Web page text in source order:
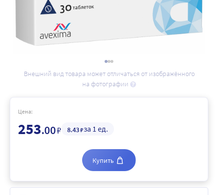
Внешний вид товара может отличаться от изображённого
на фотографии
Цена:
253.00₽ 8.43₽за 1 ед.
Купить